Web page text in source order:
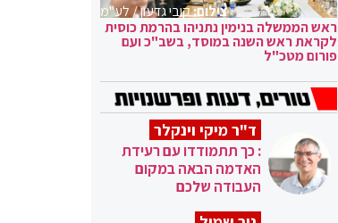
צילום:קובי גדעון / לע"מ
ראש הממשלה בנימין נתניהו בהרמת כוסית
לקראת ראש השנה במוסד, בשב"כ ועם
פורום מטכ"ל
ד"ר מיקי וינקלר
: כך תתמודדו עם רעידת
האדמה הבאה במקום
העבודה שלכם